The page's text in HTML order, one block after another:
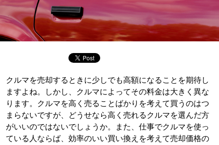
クルマを売却するときに少しでも高額になることを期待し
ますよね。しかし、クルマによってその料金は大きく異な
ります。クルマを高く売ることばかりを考えて買うのはつ
まらないですが、どうせなら高く売れるクルマを選んだ方
がいいのではないでしょうか。また、仕事でクルマを使っ
ている人ならば、効率のいい買い換えを考えて売却価格の